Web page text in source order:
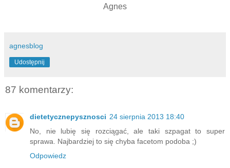
Agnes
agnesblog
Udostępnij
87 komentarzy:
dietetycznepysznosci 24 sierpnia 2013 18:40
No, nie lubię się rozciągać, ale taki szpagat to super
sprawa. Najbardziej to się chyba facetom podoba ;)
Odpowiedz